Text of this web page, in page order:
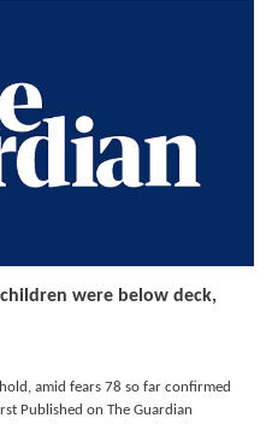
were below deck,
amid fears 78 so far confirmed
Published on The Guardian